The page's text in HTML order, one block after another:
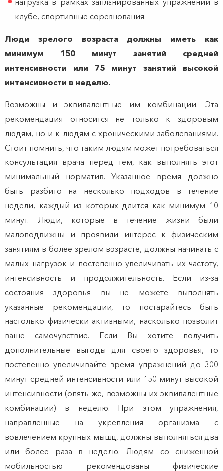
клубе, спортивные соревнования.
Люди зрелого возраста должны иметь как
минимум 150 минут занятий средней
интенсивности или 75 минут занятий высокой
интенсивности в неделю.
Возможны и эквивалентные им комбинации. Эта
рекомендация относится не только к здоровым
людям, но и к людям с хроническими заболеваниями.
Стоит помнить, что таким людям может потребоваться
консультация врача перед тем, как выполнять этот
минимальный норматив. Указанное время должно
быть разбито на несколько подходов в течение
недели, каждый из которых длится как минимум 10
минут. Люди, которые в течение жизни были
малоподвижны и проявили интерес к физическим
занятиям в более зрелом возрасте, должны начинать с
малых нагрузок и постепенно увеличивать их частоту,
интенсивность и продолжительность. Если из-за
состояния здоровья вы не можете выполнять
указанные рекомендации, то постарайтесь быть
настолько физически активными, насколько позволит
ваше самочувствие. Если Вы хотите получить
дополнительные выгоды для своего здоровья, то
постепенно увеличивайте время упражнений до 300
минут средней интенсивности или 150 минут высокой
интенсивности (опять же, возможны их эквивалентные
комбинации) в неделю. При этом упражнения,
направленные на укрепления организма с
вовлечением крупных мышц, должны выполняться два
или более раза в неделю. Людям со сниженной
мобильностью рекомендованы физические